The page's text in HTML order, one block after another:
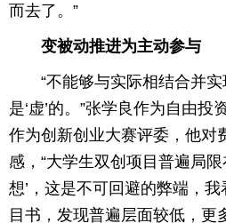
而去了。”
变被动推进为主动参与
“不能够与实际相结合并
是‘虚’的。”张学良作为自由
作为创新创业大赛评委，他对
感，“大学生双创项目普遍局
想’，这是不可回避的弊端，
目书，发现普遍层面较低，更